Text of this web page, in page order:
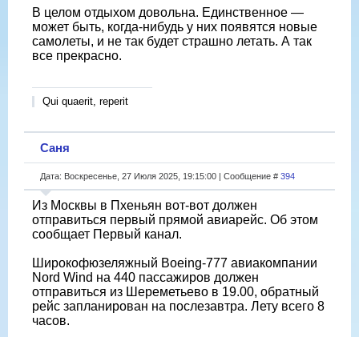
В целом отдыхом довольна. Единственное —
может быть, когда-нибудь у них появятся новые
самолеты, и не так будет страшно летать. А так
все прекрасно.
Qui quaerit, reperit
Саня
Дата: Воскресенье, 27 Июля 2025, 19:15:00 | Сообщение # 394
Из Москвы в Пхеньян вот-вот должен
отправиться первый прямой авиарейс. Об этом
сообщает Первый канал.
Широкофюзеляжный Boeing-777 авиакомпании
Nord Wind на 440 пассажиров должен
отправиться из Шереметьево в 19.00, обратный
рейс запланирован на послезавтра. Лету всего 8
часов.